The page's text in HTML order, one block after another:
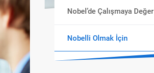
Nobel’de Çalışmaya Değer
Nobelli Olmak İçin